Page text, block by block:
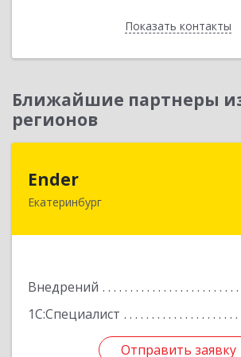
Показать контакты
Назад
Ближайшие партнеры
регионов
Ender
Екатеринбург
Внедрений
1С:Специалист
Отправить заявку
620050, Свердловская обл,
Отправить заявку